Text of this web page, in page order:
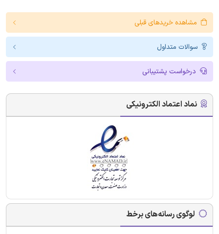
مشاهده خریدهای قبلی
سوالات متداول
درخواست پشتیبانی
نماد اعتماد الکترونیکی
لوگوی رسانه‌های برخط